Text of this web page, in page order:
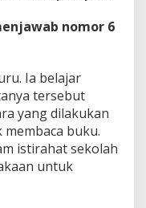
nomor 6
Ia belajar
tersebut
yang dilakukan
buku.
istirahat sekolah
untuk